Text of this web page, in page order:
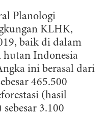
Planologi
KLHK,
baik di dalam
hutan Indonesia
ini berasal dari
465.500
(hasil
3.100